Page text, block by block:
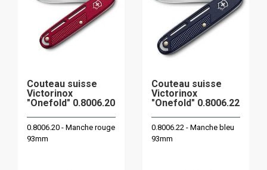
Couteau suisse
Victorinox
"Onefold" 0.8006.20
0.8006.20 - Manche rouge
93mm
Couteau suisse
Victorinox
"Onefold" 0.8006.22
0.8006.22 - Manche bleu
93mm